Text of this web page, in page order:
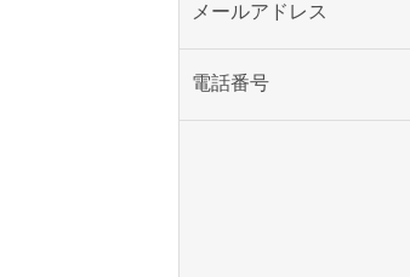
メールアドレス
電話番号